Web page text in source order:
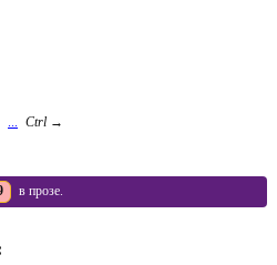
... Ctrl →
в прозе.